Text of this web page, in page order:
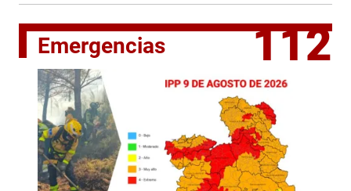
Emergencias 112